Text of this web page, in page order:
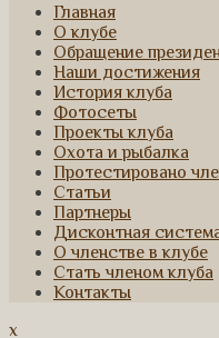
Главная
О клубе
Обращение
Наши достижения
История клуба
Фотосеты
Проекты клуба
Охота и рыбалка
Протестировано
Статьи
Партнеры
Дисконтная
О членстве в клубе
Стать членом клуба
Контакты
x